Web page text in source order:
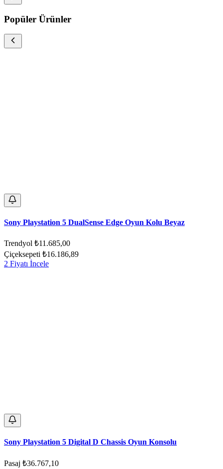
Popüler Ürünler
Sony Playstation 5 DualSense Edge Oyun Kolu Beyaz
Trendyol ₺11.685,00
Çiçeksepeti ₺16.186,89
2 Fiyatı İncele
Sony Playstation 5 Digital D Chassis Oyun Konsolu
Pasaj ₺36.767,10